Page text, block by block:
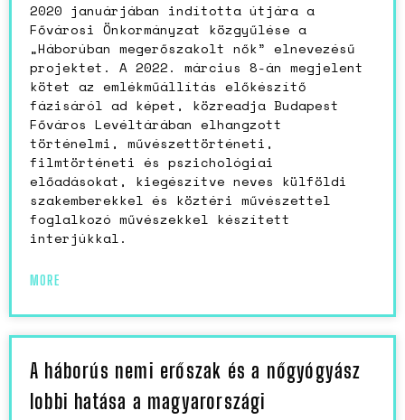
2020 januárjában indította útjára a
Fővárosi Önkormányzat közgyűlése a
„Háborúban megerőszakolt nők” elnevezésű
projektet. A 2022. március 8-án megjelent
kötet az emlékműállítás előkészítő
fázisáról ad képet, közreadja Budapest
Főváros Levéltárában elhangzott
történelmi, művészettörténeti,
filmtörténeti és pszichológiai
előadásokat, kiegészítve neves külföldi
szakemberekkel és köztéri művészettel
foglalkozó művészekkel készített
interjúkkal.
MORE
A háborús nemi erőszak és a nőgyógyász
lobbi hatása a magyarországi